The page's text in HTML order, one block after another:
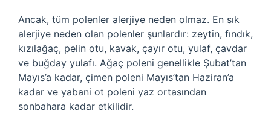
Ancak, tüm polenler alerjiye neden olmaz. En sık
alerjiye neden olan polenler şunlardır: zeytin, fındık,
kızılağaç, pelin otu, kavak, çayır otu, yulaf, çavdar
ve buğday yulafı. Ağaç poleni genellikle Şubat’tan
Mayıs’a kadar, çimen poleni Mayıs’tan Haziran’a
kadar ve yabani ot poleni yaz ortasından
sonbahara kadar etkilidir.